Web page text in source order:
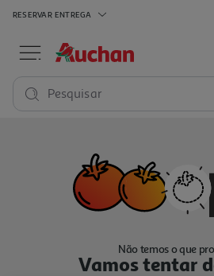
RESERVAR ENTREGA
Pesquisar
Não temos o que
Vamos tentar